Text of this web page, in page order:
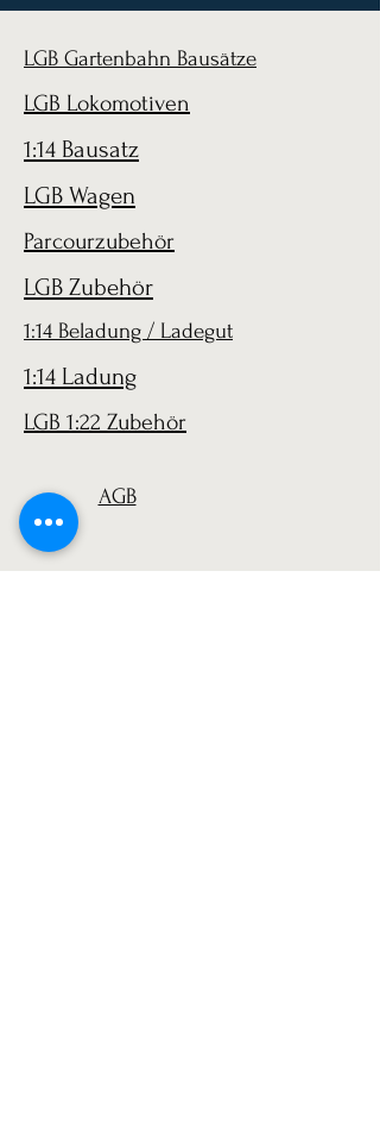
LGB Gartenbahn Bausätze
LGB Lokomotiven
1:14 Bausatz
LGB Wagen
Parcourzubehör
LGB Zubehör
1:14 Beladung / Ladegut
1:14 Ladung
LGB 1:22 Zubehör
AGB